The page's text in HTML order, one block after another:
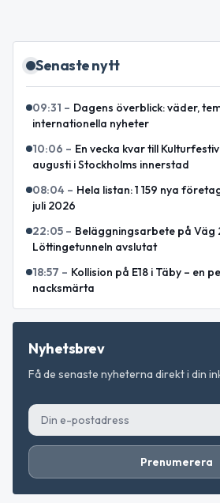
Senaste nytt
09:31 – Dagens överblick: väder,
internationella nyheter
10:06 – En vecka kvar till
augusti i Stockholms innerstad
08:04 – Hela listan: 1 159 nya
juli 2026
22:05 – Beläggningsarbete på Väg
Löttingetunneln avslutat
18:57 – Kollision på E18 i Täby – en
nacksmärta
Nyhetsbrev
Få de senaste nyheterna direkt i din
Prenumerera